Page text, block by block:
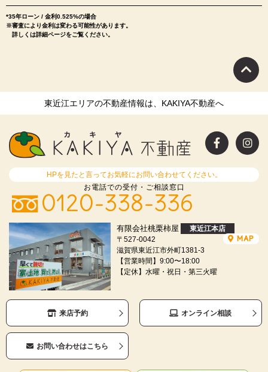
*35年ローン / 金利0.525%の場合
※審査により金利は変わる可能性があります。
詳しくは詳細ページをご覧ください。
東近江エリアの不動産情報は、KAKIYA不動産へ
HPを見たと言ってお気軽にお問い合わせてください。
お電話での受付・ご相談窓口
0120-338-336
有限会社桃栗柿屋
東近江本店
〒527-0042
滋賀県東近江市外町1381-3
【営業時間】9:00〜18:00
【定休】水曜・祝日・第三火曜
MAP
来店予約 オンライン相談
お問い合わせはこちら